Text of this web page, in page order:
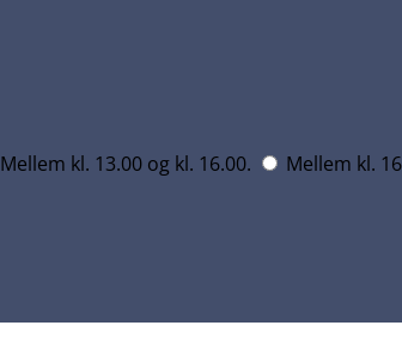
Mellem kl. 13.00 og kl. 16.00. Mellem kl.